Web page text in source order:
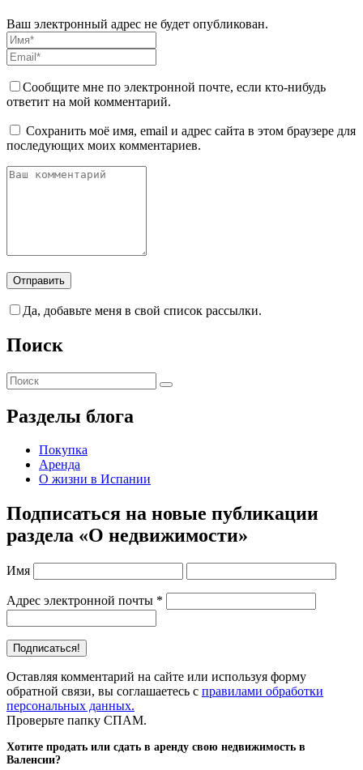
Ваш электронный адрес не будет опубликован.
Сообщите мне по электронной почте, если кто-нибудь
ответит на мой комментарий.
Сохранить моё имя, email и адрес сайта в этом браузере для
последующих моих комментариев.
Да, добавьте меня в свой список рассылки.
Поиск
Разделы блога
Покупка
Аренда
О жизни в Испании
Подписаться на новые публикации
раздела «О недвижимости»
Имя
Адрес электронной почты *
Оставляя комментарий на сайте или используя форму
обратной связи, вы соглашаетесь с правилами обработки
персональных данных.
Проверьте папку СПАМ.
Хотите продать или сдать в аренду свою недвижимость в
Валенсии?